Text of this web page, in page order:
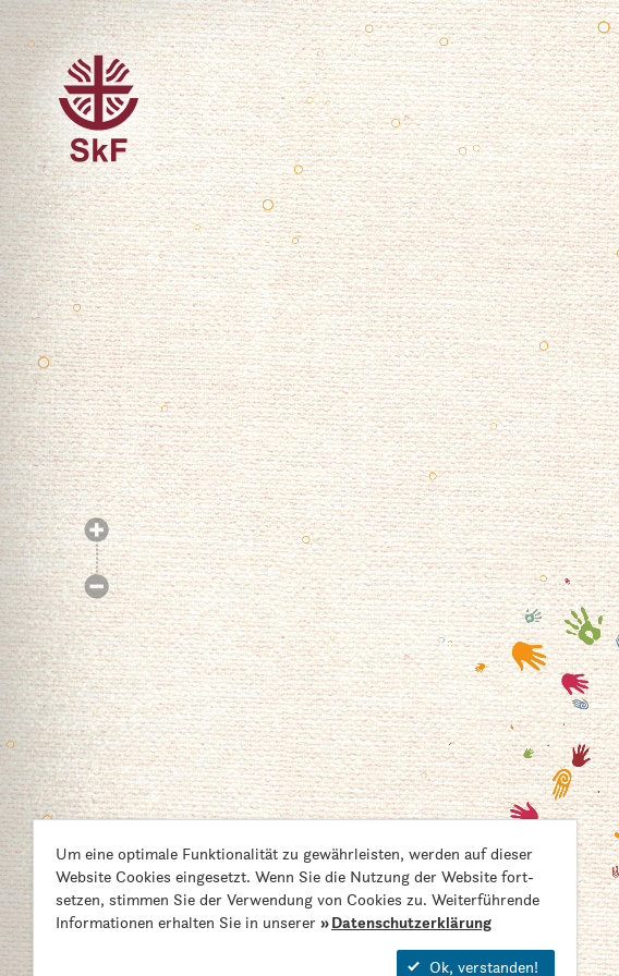
Um eine optimale Funktionalität zu gewährleisten, werden auf dieser
Website Cookies eingesetzt. Wenn Sie die Nutzung der Website fort­
setzen, stimmen Sie der Verwendung von Cookies zu. Weiterführende
Informationen erhalten Sie in unserer
Datenschutzerklärung
Ok, verstanden!